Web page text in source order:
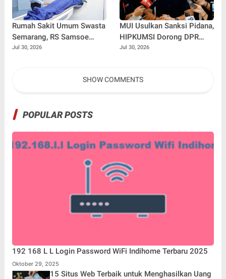
Rumah Sakit Umum Swasta
Semarang, RS Samsoe
Hidajat Perluas Layanan
Jul 30, 2026
MUI Usulkan Sanksi Pidana,
HIPKUMSI Dorong DPR
Segera Bertindak
Jul 30, 2026
SHOW COMMENTS
POPULAR POSTS
192 168 L L Login Password WiFi Indihome Terbaru 2025
Oktober 29, 2025
15 Situs Web Terbaik untuk Menghasilkan Uang